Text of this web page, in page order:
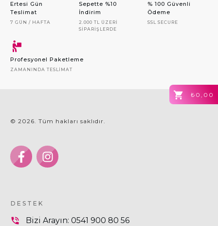
Ertesi Gün
Teslimat
7 GÜN / HAFTA
Sepette %10
İndirim
2.000 TL ÜZERI
SIPARIŞLERDE
% 100 Güvenli
Ödeme
SSL SECURE
Profesyonel Paketleme
ZAMANINDA TESLIMAT
₺0,00
© 2026. Tüm hakları saklıdır.
DESTEK
Bizi Arayın: 0541 900 80 56